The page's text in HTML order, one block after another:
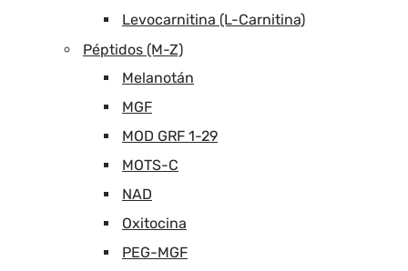
Levocarnitina (L-Carnitina)
Péptidos (M-Z)
Melanotán
MGF
MOD GRF 1-29
MOTS-C
NAD
Oxitocina
PEG-MGF